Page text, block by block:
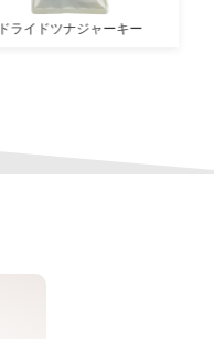
ドライドツナジャーキー